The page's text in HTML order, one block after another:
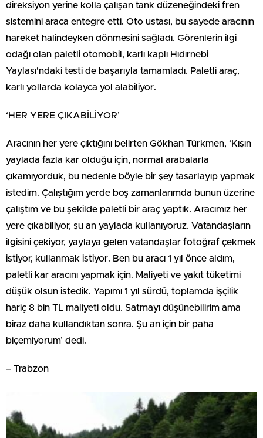
direksiyon yerine kolla çalışan tank düzeneğindeki fren
sistemini araca entegre etti. Oto ustası, bu sayede aracının
hareket halindeyken dönmesini sağladı. Görenlerin ilgi
odağı olan paletli otomobil, karlı kaplı Hıdırnebi
Yaylası’ndaki testi de başarıyla tamamladı. Paletli araç,
karlı yollarda kolayca yol alabiliyor.
‘HER YERE ÇIKABİLİYOR’
Aracının her yere çıktığını belirten Gökhan Türkmen, ‘Kışın
yaylada fazla kar olduğu için, normal arabalarla
çıkamıyorduk, bu nedenle böyle bir şey tasarlayıp yapmak
istedim. Çalıştığım yerde boş zamanlarımda bunun üzerine
çalıştım ve bu şekilde paletli bir araç yaptık. Aracımız her
yere çıkabiliyor, şu an yaylada kullanıyoruz. Vatandaşların
ilgisini çekiyor, yaylaya gelen vatandaşlar fotoğraf çekmek
istiyor, kullanmak istiyor. Ben bu aracı 1 yıl önce aldım,
paletli kar aracını yapmak için. Maliyeti ve yakıt tüketimi
düşük olsun istedik. Yapımı 1 yıl sürdü, toplamda işçilik
hariç 8 bin TL maliyeti oldu. Satmayı düşünebilirim ama
biraz daha kullandıktan sonra. Şu an için bir paha
biçemiyorum’ dedi.
– Trabzon